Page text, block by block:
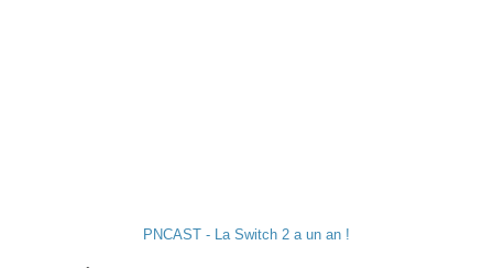
PNCAST - La Switch 2 a un an !